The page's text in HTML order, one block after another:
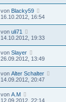
von Blacky59
16.10.2012, 16:54
von uli71
14.10.2012, 19:33
von Slayer
26.09.2012, 13:49
von Alter Schalter
14.09.2012, 20:47
von A.M
12.09.2012, 22:14